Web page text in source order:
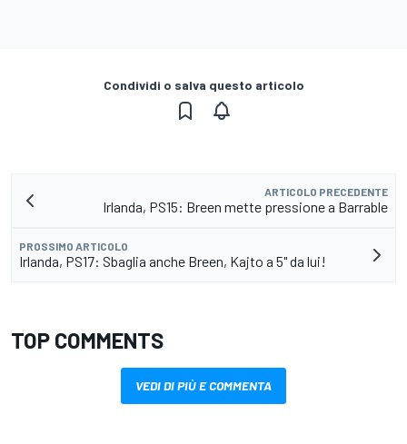
Condividi o salva questo articolo
ARTICOLO PRECEDENTE
Irlanda, PS15: Breen mette pressione a Barrable
PROSSIMO ARTICOLO
Irlanda, PS17: Sbaglia anche Breen, Kajto a 5" da lui!
TOP COMMENTS
VEDI DI PIÙ E COMMENTA